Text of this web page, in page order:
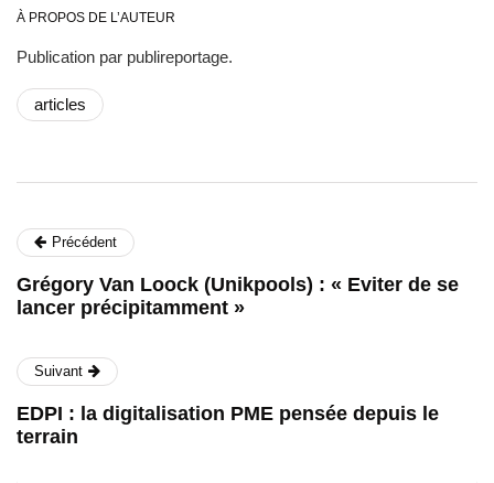
À PROPOS DE L’AUTEUR
Publication par publireportage.
articles
Précédent
Grégory Van Loock (Unikpools) : « Eviter de se
lancer précipitamment »
Suivant
EDPI : la digitalisation PME pensée depuis le
terrain